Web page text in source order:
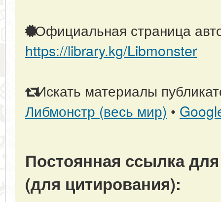
Официальная страница
https://library.kg/Libmonster
Искать материалы
Либмонстр (весь мир) •
Постоянная ссылка
(для цитирования):